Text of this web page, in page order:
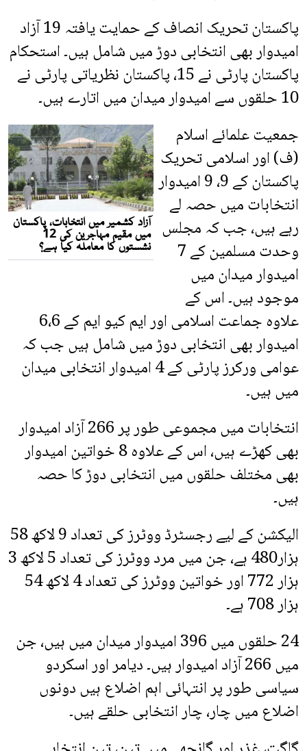
پاکستان تحریک انصاف کے حمایت یافتہ 19 آزاد
امیدوار بھی انتخابی دوڑ میں شامل ہیں۔ استحکام
پاکستان پارٹی نے 15، پاکستان نظریاتی پارٹی نے
10 حلقوں سے امیدوار میدان میں اتارے ہیں۔
جمعیت علمائے اسلام
(ف) اور اسلامی تحریک
پاکستان کے 9، 9 امیدوار
انتخابات میں حصہ لے
رہے ہیں، جب کہ مجلس
وحدت مسلمین کے 7
امیدوار میدان میں
موجود ہیں۔ اس کے
علاوہ جماعت اسلامی اور ایم کیو ایم کے 6،6
امیدوار بھی انتخابی دوڑ میں شامل ہیں جب کہ
عوامی ورکرز پارٹی کے 4 امیدوار انتخابی میدان
میں ہیں۔
انتخابات میں مجموعی طور پر 266 آزاد امیدوار
بھی کھڑے ہیں، اس کے علاوہ 8 خواتین امیدوار
بھی مختلف حلقوں میں انتخابی دوڑ کا حصہ
ہیں۔
الیکشن کے لیے رجسٹرڈ ووٹرز کی تعداد 9 لاکھ 58
ہزار480 ہے، جن میں مرد ووٹرز کی تعداد 5 لاکھ 3
ہزار 772 اور خواتین ووٹرز کی تعداد 4 لاکھ 54
ہزار 708 ہے۔
24 حلقوں میں 396 امیدوار میدان میں ہیں، جن
میں 266 آزاد امیدوار ہیں۔ دیامر اور اسکردو
سیاسی طور پر انتہائی اہم اضلاع ہیں دونوں
اضلاع میں چار، چار انتخابی حلقے ہیں۔